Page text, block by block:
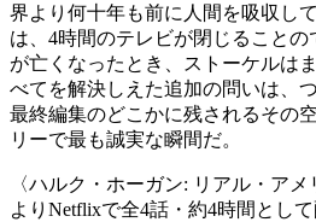
界より何十年も前に人間を吸収
は、4時間のテレビが閉じること
が亡くなったとき、ストーケルは
べてを解決しえた追加の問いは、
最終編集のどこかに残されるその
リーで最も誠実な瞬間だ。
〈ハルク・ホーガン: リアル・アメ
よりNetflixで全4話・約4時間とし